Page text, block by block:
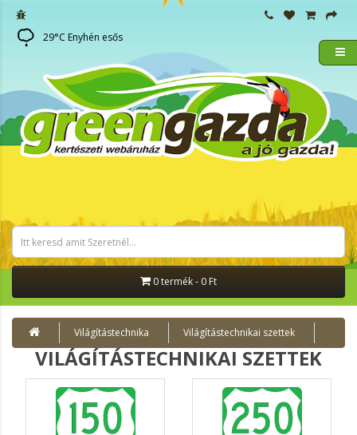
29°C Enyhén esős
0 termék - 0 Ft
Világítástechnika Világítástechnikai szettek
VILÁGÍTÁSTECHNIKAI SZETTEK